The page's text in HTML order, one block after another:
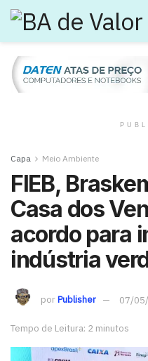
Capa Meio Ambiente
FIEB,
Casa dos
acordo para
indústria
porPublisher 07/
Tempo de Leitura: 2 minutos